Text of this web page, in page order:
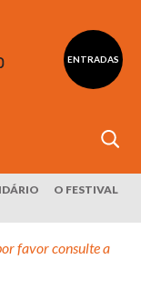
ENTRADAS
O FESTIVAL
favor consulte a